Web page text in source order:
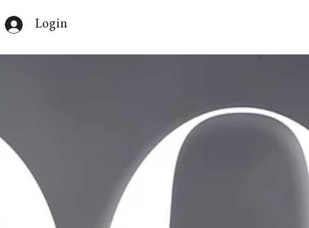
Login